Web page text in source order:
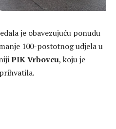
je obavezujuću ponudu
100-postotnog udjela u
PIK Vrbovcu, koju je